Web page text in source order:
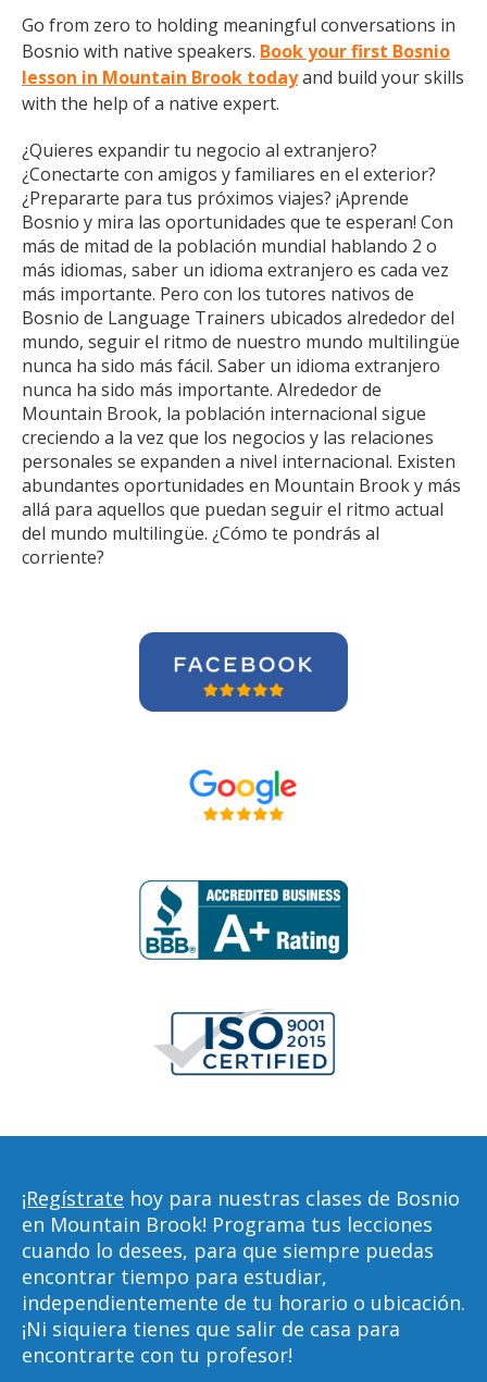
Go from zero to holding meaningful conversations in
Bosnio with native speakers. Book your first Bosnio
lesson in Mountain Brook todayand build your skills
with the help of a native expert.
¿Quieres expandir tu negocio al extranjero?
¿Conectarte con amigos y familiares en el exterior?
¿Prepararte para tus próximos viajes? ¡Aprende
Bosnio y mira las oportunidades que te esperan! Con
más de mitad de la población mundial hablando 2 o
más idiomas, saber un idioma extranjero es cada vez
más importante. Pero con los tutores nativos de
Bosnio de Language Trainers ubicados alrededor del
mundo, seguir el ritmo de nuestro mundo multilingüe
nunca ha sido más fácil. Saber un idioma extranjero
nunca ha sido más importante. Alrededor de
Mountain Brook, la población internacional sigue
creciendo a la vez que los negocios y las relaciones
personales se expanden a nivel internacional. Existen
abundantes oportunidades en Mountain Brook y más
allá para aquellos que puedan seguir el ritmo actual
del mundo multilingüe. ¿Cómo te pondrás al
corriente?
¡Regístrate hoy para nuestras clases de Bosnio
en Mountain Brook! Programa tus lecciones
cuando lo desees, para que siempre puedas
encontrar tiempo para estudiar,
independientemente de tu horario o ubicación.
¡Ni siquiera tienes que salir de casa para
encontrarte con tu profesor!